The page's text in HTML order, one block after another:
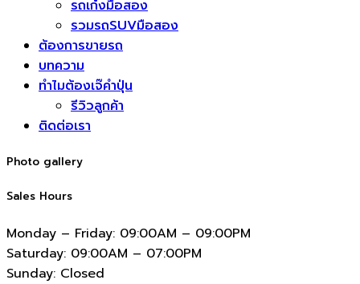
รถเก๋งมือสอง
รวมรถSUVมือสอง
ต้องการขายรถ
บทความ
ทำไมต้องเจ๊คำปุ่น
รีวิวลูกค้า
ติดต่อเรา
Photo gallery
Sales Hours
Monday – Friday: 09:00AM – 09:00PM
Saturday: 09:00AM – 07:00PM
Sunday: Closed